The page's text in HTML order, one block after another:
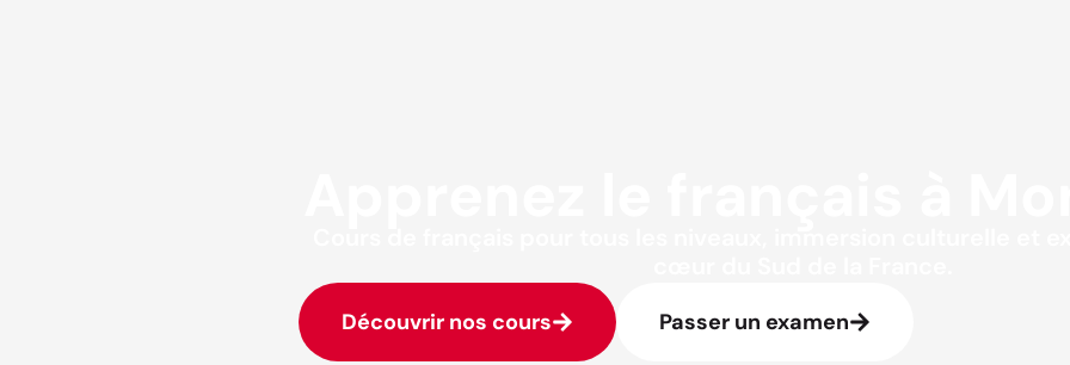
Découvrir nos cours Passer un examen